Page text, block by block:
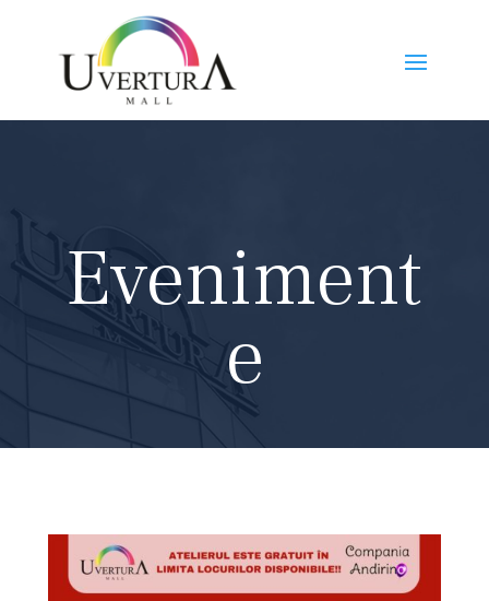
Eveniment
e